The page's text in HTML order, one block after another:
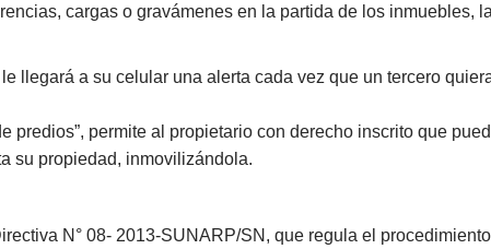
cargas o gravámenes en la partida de los inmuebles,
llegará a su celular una alerta cada vez que un tercero
permite al propietario con derecho inscrito que
su propiedad, inmovilizándola.
N° 08- 2013-SUNARP/SN, que regula el